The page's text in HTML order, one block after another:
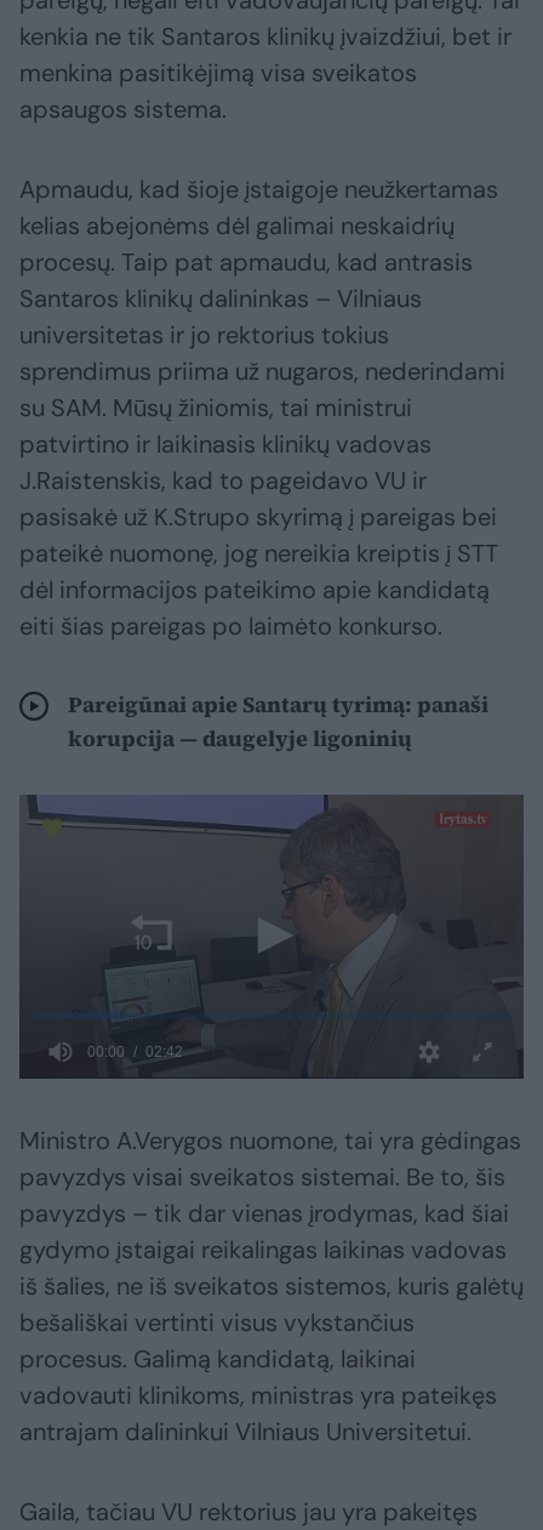
kenkia ne tik Santaros klinikų įvaizdžiui, bet ir
menkina pasitikėjimą visa sveikatos
apsaugos sistema.
Apmaudu, kad šioje įstaigoje neužkertamas
kelias abejonėms dėl galimai neskaidrių
procesų. Taip pat apmaudu, kad antrasis
Santaros klinikų dalininkas – Vilniaus
universitetas ir jo rektorius tokius
sprendimus priima už nugaros, nederindami
su SAM. Mūsų žiniomis, tai ministrui
patvirtino ir laikinasis klinikų vadovas
J.Raistenskis, kad to pageidavo VU ir
pasisakė už K.Strupo skyrimą į pareigas bei
pateikė nuomonę, jog nereikia kreiptis į STT
dėl informacijos pateikimo apie kandidatą
eiti šias pareigas po laimėto konkurso.
Pareigūnai apie Santarų tyrimą: panaši
korupcija — daugelyje ligoninių
Ministro A.Verygos nuomone, tai yra gėdingas
pavyzdys visai sveikatos sistemai. Be to, šis
pavyzdys – tik dar vienas įrodymas, kad šiai
gydymo įstaigai reikalingas laikinas vadovas
iš šalies, ne iš sveikatos sistemos, kuris galėtų
bešališkai vertinti visus vykstančius
procesus. Galimą kandidatą, laikinai
vadovauti klinikoms, ministras yra pateikęs
antrajam dalininkui Vilniaus Universitetui.
Gaila, tačiau VU rektorius jau yra pakeitęs